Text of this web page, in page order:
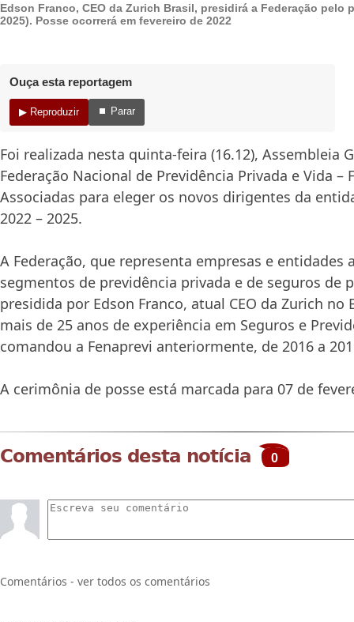
Edson Franco, CEO da Zurich Brasil, presidirá a Federação pelo
2025). Posse ocorrerá em fevereiro de 2022
Ouça esta reportagem
▶ Reproduzir ⏹ Parar
Foi realizada nesta quinta-feira (16.12), Assembleia
Federação Nacional de Previdência Privada e Vida –
Associadas para eleger os novos dirigentes da
2022 – 2025.
A Federação, que representa empresas e entidades
segmentos de previdência privada e de seguros de
presidida por Edson Franco, atual CEO da Zurich no
mais de 25 anos de experiência em Seguros e
comandou a Fenaprevi anteriormente, de 2016 a
A cerimônia de posse está marcada para 07 de
Comentários desta notícia 0
Comentários - ver todos os comentários